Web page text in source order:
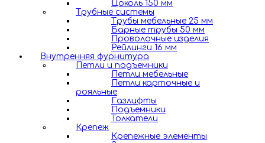
Цоколь 150 мм
Трубные системы
Трубы мебельные 25 мм
Барные трубы 50 мм
Проволочные изделия
Рейлинги 16 мм
Внутренняя фурнитура
Петли и подъемники
Петли мебельные
Петли карточные и
рояльные
Газлифты
Подъемники
Толкатели
Крепеж
Крепежные элементы